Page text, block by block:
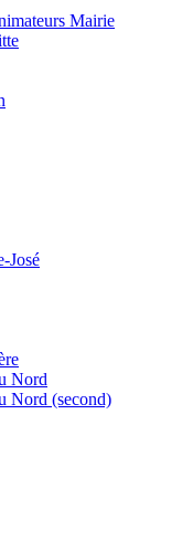
Mairie
José
Nord
Nord (second)